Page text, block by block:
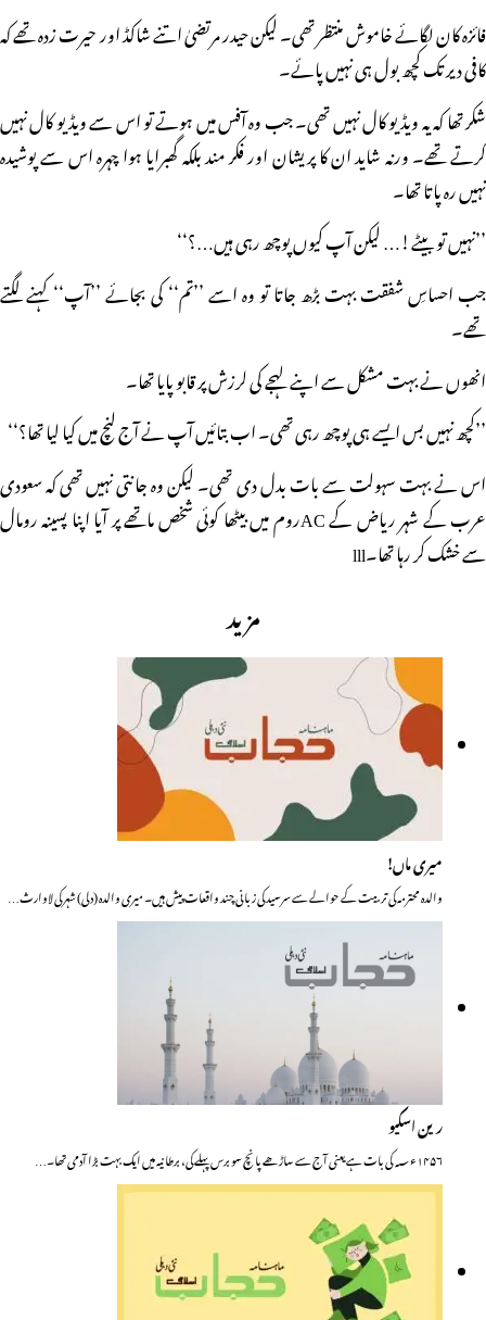
فائزہ کان لگائے خاموش منتظر تھی۔ لیکن حیدر مرتضیٰ اتنے شاکڈ اور حیرت زدہ تھے کہ
کافی دیر تک کچھ بول ہی نہیں پائے۔
شکر تھا کہ یہ ویڈیو کال نہیں تھی۔ جب وہ آفس میں ہوتے تو اس سے ویڈیو کال نہیں
کرتے تھے۔ ورنہ شاید ان کا پریشان اور فکر مند بلکہ گھبرایا ہوا چہرہ اس سے پوشیدہ
نہیں رہ پاتا تھا۔
’’نہیں تو بیٹے!… لیکن آپ کیوں پوچھ رہی ہیں…؟‘‘
جب احساسِ شفقت بہت بڑھ جاتا تو وہ اسے ’’تم‘‘ کی بجائے ’’آپ‘‘ کہنے لگتے
تھے۔
انھوں نے بہت مشکل سے اپنے لہجے کی لرزش پر قابو پایا تھا۔
’’کچھ نہیں بس ایسے ہی پوچھ رہی تھی۔ اب بتائیں آپ نے آج لنچ میں کیا لیا تھا؟‘‘
اس نے بہت سہولت سے بات بدل دی تھی۔ لیکن وہ جانتی نہیں تھی کہ سعودی
عرب کے شہر ریاض کے ACروم میں بیٹھا کوئی شخص ماتھے پر آیا اپنا پسینہ رومال
سے خشک کر رہا تھا۔lll
مزید
میری ماں!
والدہ محترمہ کی تربیت کے حوالے سے سرسید کی زبانی چند واقعات پیش ہیں۔ میری والدہ (دلی) شہر کی لاوارث…
رین اسکیو
۱۴۵۶ء؁ کی بات ہے یعنی آج سے ساڑھے پانچ سو برس پہلے کی، برطانیہ میں ایک بہت بڑا آدمی تھا۔…